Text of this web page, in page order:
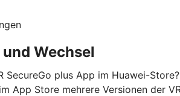
Wechsel
SecureGo plus App im Huawei-Store?
App Store mehrere Versionen der